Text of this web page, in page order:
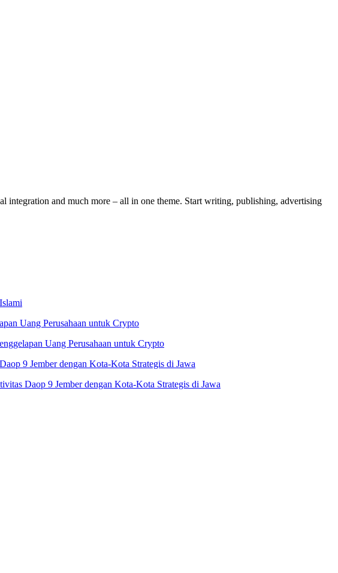
integration and much more – all in one theme. Start writing, publishing, advertising
Uang Perusahaan untuk Crypto
Daop 9 Jember dengan Kota-Kota Strategis di Jawa